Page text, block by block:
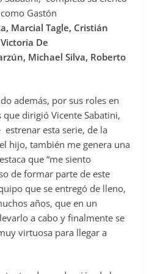
Gastón
Marcial Tagle, Cristián
De
Michael Silva, Roberto
además, por sus roles en
dirigió Vicente Sabatini,
estrenar esta serie, de la
hijo, también me genera una
que “me siento
de formar parte de este
que se entregó de lleno,
años, que en un
a cabo y finalmente se
virtuosa para llegar a